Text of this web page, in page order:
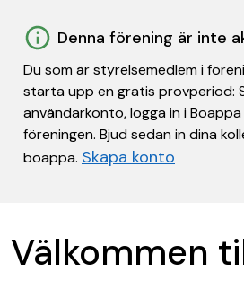
Denna förening är inte
Du som är styrelsemedlem i
starta upp en gratis provperiod:
användarkonto, logga in i
föreningen. Bjud sedan in dina
boappa. Skapa konto
Välkommen